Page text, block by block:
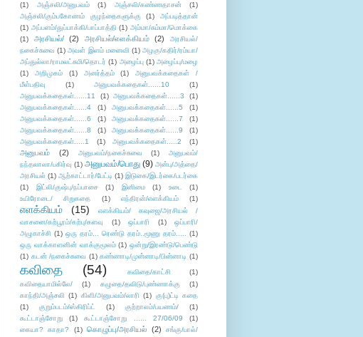
(1)
அஞ்சலி/அனுபவம் (1) அஞ்சலி/கண்ணதாசன்
(1)
அஞ்சலி/கும்பகோணம் குழந்தைகளுக்கு
(1)
அப்படித்தான்
(1) அப்பளம்/துப்பாக்கி/பாப்பாத்தி (1) அம்மா/சும்மா/மொக்கை
(1)
அரசியல்/ (2) அரசியல்/எளக்கியம் (2)
அரசியல்/
நகைச்சுவை (1) அவள் இளம் மனைவி (1) அழகு/கதிர்/ரம்யா/
அப்துல்லா/ராமலட்சுமி/தொடர் (1) அழைப்பு (1) அழைப்பு/மழை
(1)
அறிமுகம் (1) அனர்த்தம் (1)
அனுபவக்கதைகள் /
மீள்பதிவு
(1) அனுபவக்கதைகள்......10
(1)
அனுபவக்கதைகள்......11
(1) அனுபவக்கதைகள்......3
(1)
அனுபவக்கதைகள்......4
(1) அனுபவக்கதைகள்......5
(1)
அனுபவக்கதைகள்......6
(1) அனுபவக்கதைகள்......7
(1)
அனுபவக்கதைகள்......8
(1) அனுபவக்கதைகள்......9
(1)
அனுபவக்கதைகள்.....1
(1) அனுபவக்கதைகள்.....2 (1)
அனுபவம் (2) அனுபவம்/நகைச்சுவை (1)
அனுபவம்/
நந்தலாலா/பகிர்வு (1) அனுபவம்/பொது (9) அன்பு/அத்தை/
அரசியல் (1) ஆற்காட்டார்/பேட்டி (1) இடுகை/இடர்கை/படர்கை
(1)
இட்லி/குஷ்பு/நப்பாசை (1) இனிமை (1) உடை
(1)
உயிரோடை/ சிறுகதை
(1) எந்திரன்/எளக்கியம் (1)
எளக்கியம் (15)
எளக்கியம்/ கவுஜை/அரசியல் /
வாசனை/கற்பூரம்/கற்பு/களவு
(1) ஒப்பாரி (1)
ஒப்பாரி/
அழுகாச்சி (1) ஒரு தரம்... ரெண்டு தரம்..மூணு தரம்..... (1)
ஒரு வாக்காளனின் வாக்குமூலம் (1) ஒன்று/இரண்டு/பெண்டு
(1) கடன் /நகைச்சுவை (1) கண்ணாடி/முன்னாடி/பின்னாடி (1)
கவிதை (54) கவிதை/காட்சி
(1)
கவிதையாமில்லே/
(1) கழுதை/தவிடு/புண்ணாக்கு
(1)
காந்தி/அஞ்சலி (1) கிளி/அனுபவம்/லாரி (1) கு(பு)ட்டி கதை
(1)
குறும்படம்/ஸ்கிரிப்ட் (1) குற்றாலம்/பயணம்/
(1)
கூட்டாஞ்சோறு
(1) கூட்டாஞ்சோறு ...... 27/06/09
(1)
கையா? காதா?
(1) கொழுப்பு/அரசியல் (2)
சங்கு/பால்/